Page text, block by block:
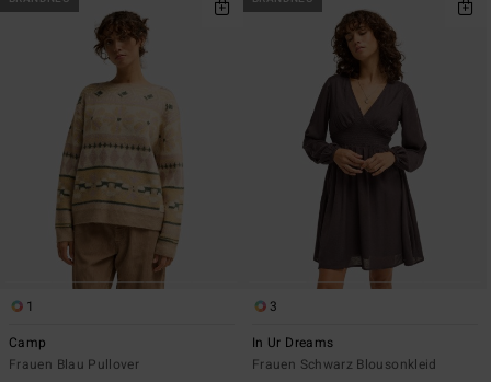
1
Camp
Frauen Blau Pullover
3
In Ur Dreams
Frauen Schwarz Blousonkleid